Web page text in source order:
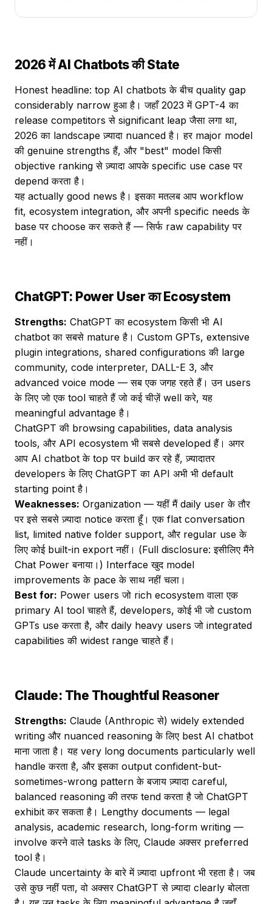
2026 में AI Chatbots की State
Honest headline: top AI chatbots के बीच quality gap
considerably narrow हुआ है। जहाँ 2023 में GPT-4 का
release competitors से significant leap जैसा लगा था,
2026 का landscape ज़्यादा nuanced है। हर major model
की genuine strengths हैं, और "best" model किसी
objective ranking से ज़्यादा आपके specific use case पर
depend करता है।
यह actually good news है। इसका मतलब आप workflow
fit, ecosystem integration, और अपनी specific needs के
base पर choose कर सकते हैं — सिर्फ raw capability पर
नहीं।
ChatGPT: Power User का Ecosystem
Strengths: ChatGPT का ecosystem किसी भी AI
chatbot का सबसे mature है। Custom GPTs, extensive
plugin integrations, shared configurations की large
community, code interpreter, DALL-E 3, और
advanced voice mode — सब एक जगह रहते हैं। उन users
के लिए जो एक tool चाहते हैं जो कई चीज़ें well करे, यह
meaningful advantage है।
ChatGPT की browsing capabilities, data analysis
tools, और API ecosystem भी सबसे developed हैं। अगर
आप AI chatbot के top पर build कर रहे हैं, ज़्यादातर
developers के लिए ChatGPT का API अभी भी default
starting point है।
Weaknesses: Organization — यहीं मैं daily user के तौर
पर इसे सबसे ज़्यादा notice करता हूँ। एक flat conversation
list, limited native folder support, और regular use के
लिए कोई built-in export नहीं। (Full disclosure: इसीलिए मैंने
Chat Power बनाया।) Interface खुद model
improvements के pace के साथ नहीं चला।
Best for: Power users जो rich ecosystem वाला एक
primary AI tool चाहते हैं, developers, कोई भी जो custom
GPTs use करता है, और daily heavy users जो integrated
capabilities की widest range चाहते हैं।
Claude: The Thoughtful Reasoner
Strengths: Claude (Anthropic से) widely extended
writing और nuanced reasoning के लिए best AI chatbot
माना जाता है। यह very long documents particularly well
handle करता है, और इसका output confident-but-
sometimes-wrong pattern के बजाय ज़्यादा careful,
balanced reasoning की तरफ tend करता है जो ChatGPT
exhibit कर सकता है। Lengthy documents — legal
analysis, academic research, long-form writing —
involve करने वाले tasks के लिए, Claude अक्सर preferred
tool है।
Claude uncertainty के बारे में ज़्यादा upfront भी रहता है। जब
उसे कुछ नहीं पता, वो अक्सर ChatGPT से ज़्यादा clearly बोलता